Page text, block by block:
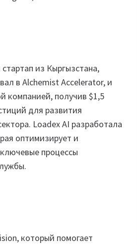
из Кыргызстана,
в Alchemist Accelerator, и
компанией, получив $1,5
для развития
Loadex AI разработала
оптимизирует и
процессы
который помогает